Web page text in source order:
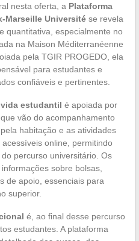
nesta oferta, a Plataforma
Marseille Universitése revela
quantitativa, especialmente no
na Maison Méditerranéenne
pela TGIR PROGEDO, ela
para estudantes e
confiáveis e pertinentes.
vida estudantil é apoiada por
vão do acompanhamento
habitação e as atividades
online, permitindo
percurso universitário. Os
sobre bolsas,
de apoio, essenciais para
superior.
é, ao final desse percurso
estudantes. A plataforma